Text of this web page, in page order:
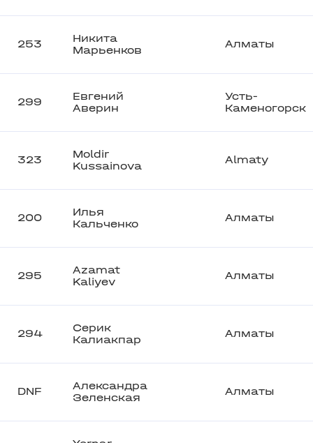
253
Никита
Марьенков
Алматы
299
Евгений
Аверин
Усть-
Каменогорск
323
Moldir
Kussainova
Almaty
200
Илья
Кальченко
Алматы
295
Azamat
Kaliyev
Алматы
294
Серик
Калиакпар
Алматы
DNF
Александра
Зеленская
Алматы